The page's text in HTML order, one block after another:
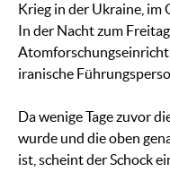
Krieg in der Ukraine, im
In der Nacht zum
iranische
Da wenige Tage zuvor
wurde und die oben
ist, scheint der Schock